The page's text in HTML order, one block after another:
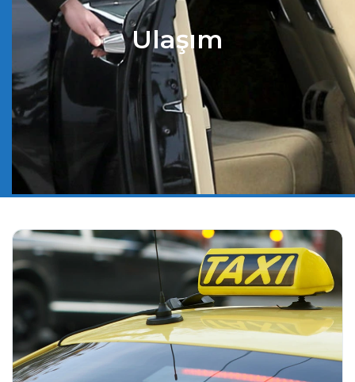
Ulaşım